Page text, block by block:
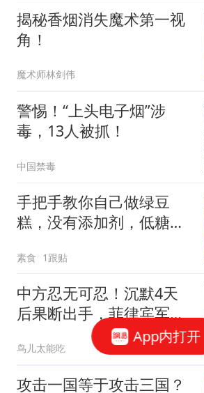
揭秘香烟消失魔术第一视
角！
魔术师林剑伟
警惕！“上头电子烟”涉
毒，13人被抓！
中国禁毒
手把手教你自己做绿豆
糕，没有添加剂，低糖少
素食 1跟贴
中方忍无可忍！沉默4天
后果断出手，菲律宾军方
这次真摊上事了！
鸟儿太能吃
攻击一国等于攻击三国？
App内打开